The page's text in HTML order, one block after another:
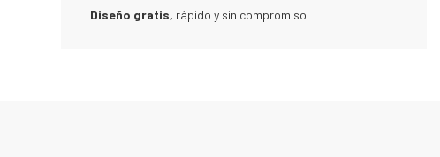
Diseño gratis, rápido y sin compromiso